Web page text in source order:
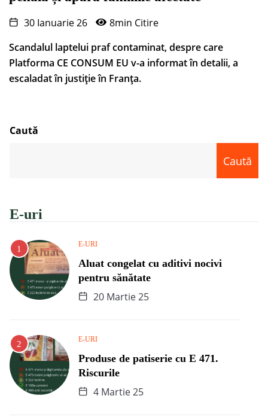
30 Ianuarie 26
8min Citire
Scandalul laptelui praf contaminat, despre care
Platforma CE CONSUM EU v-a informat în detalii, a
escaladat în justiție în Franța.
Caută
Caută
E-uri
E-URI
Aluat congelat cu aditivi nocivi
pentru sănătate
20 Martie 25
E-URI
Produse de patiserie cu E 471.
Riscurile
4 Martie 25